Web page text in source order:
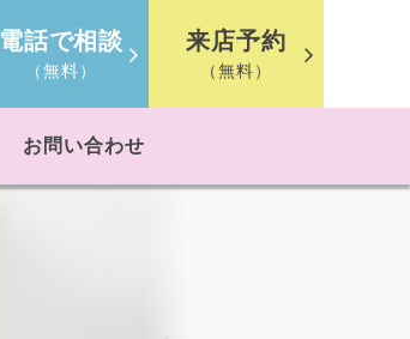
電話で相談
（無料）
来店予約
（無料）
お問い合わせ